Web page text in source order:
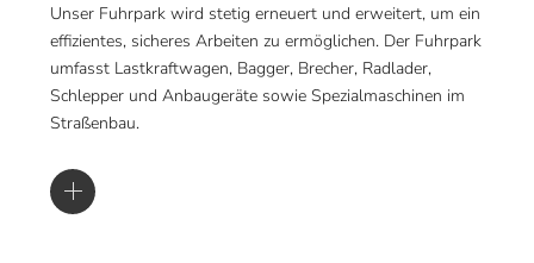
Unser Fuhrpark wird stetig erneuert und erweitert, um ein
effizientes, sicheres Arbeiten zu ermöglichen. Der Fuhrpark
umfasst Lastkraftwagen, Bagger, Brecher, Radlader,
Schlepper und Anbaugeräte sowie Spezialmaschinen im
Straßenbau.